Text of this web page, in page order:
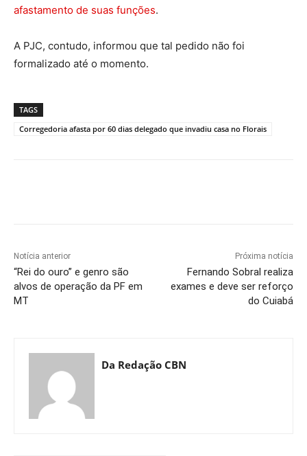
afastamento de suas funções.
A PJC, contudo, informou que tal pedido não foi
formalizado até o momento.
TAGS
Corregedoria afasta por 60 dias delegado que invadiu casa no Florais
Notícia anterior
“Rei do ouro” e genro são
alvos de operação da PF em
MT
Próxima notícia
Fernando Sobral realiza
exames e deve ser reforço
do Cuiabá
Da Redação CBN